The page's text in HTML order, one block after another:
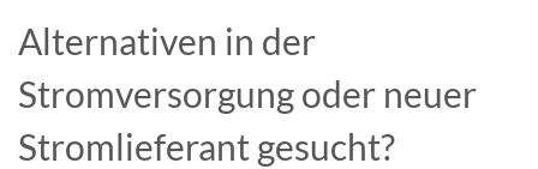
Alternativen in der
Stromversorgung oder neuer
Stromlieferant gesucht?